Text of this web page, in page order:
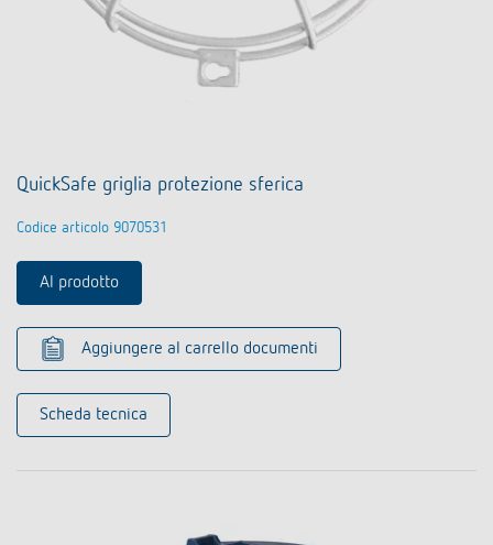
QuickSafe griglia protezione sferica
Codice articolo 9070531
Al prodotto
Aggiungere al carrello documenti
Scheda tecnica